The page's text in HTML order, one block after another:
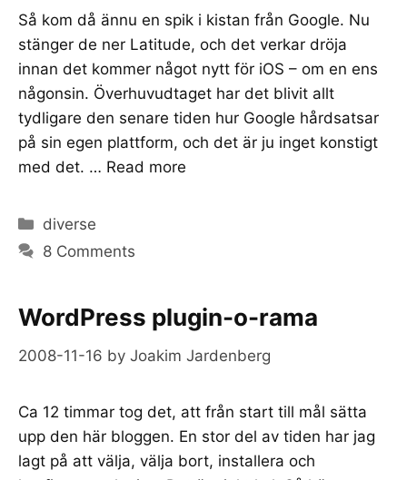
Så kom då ännu en spik i kistan från Google. Nu
stänger de ner Latitude, och det verkar dröja
innan det kommer något nytt för iOS – om en ens
någonsin. Överhuvudtaget har det blivit allt
tydligare den senare tiden hur Google hårdsatsar
på sin egen plattform, och det är ju inget konstigt
med det. … Read more
Categories
diverse
8 Comments
WordPress plugin-o-rama
2008-11-16 by Joakim Jardenberg
Ca 12 timmar tog det, att från start till mål sätta
upp den här bloggen. En stor del av tiden har jag
lagt på att välja, välja bort, installera och